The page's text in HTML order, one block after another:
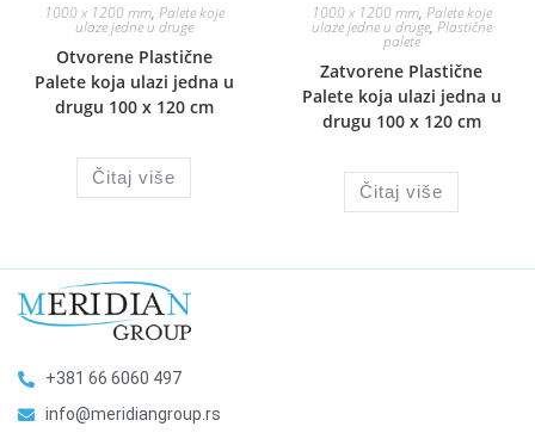
1000 x 1200 mm, Palete koje
ulaze jedne u druge
Otvorene Plastične
Palete koja ulazi jedna u
drugu 100 x 120 cm
Čitaj više
1000 x 1200 mm, Palete koje
ulaze jedne u druge, Plastične
palete
Zatvorene Plastične
Palete koja ulazi jedna u
drugu 100 x 120 cm
Čitaj više
+381 66 6060 497
info@meridiangroup.rs